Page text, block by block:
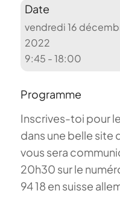
Date
vendredi 16
2022
9:45 - 18:00
Programme
Inscrives-toi pour
dans une belle site
vous sera
20h30 sur le
94 18 en suisse